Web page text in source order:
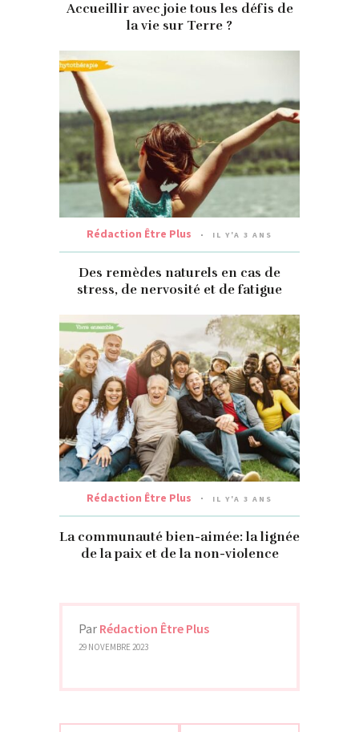
Accueillir avec joie tous les défis de
la vie sur Terre ?
Rédaction Être Plus IL Y'A 3 ANS
Des remèdes naturels en cas de
stress, de nervosité et de fatigue
Rédaction Être Plus IL Y'A 3 ANS
La communauté bien-aimée: la lignée
de la paix et de la non-violence
Par Rédaction Être Plus
29 NOVEMBRE 2023